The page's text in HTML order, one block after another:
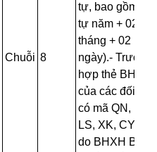
Chuỗi 8
tự, bao gồm 04
tự năm + 02 ký
tháng + 02 ký
ngày).- Trường
hợp thẻ BHYT
của các đối
có mã QN, HC,
LS, XK, CY, CA
do BHXH Bộ